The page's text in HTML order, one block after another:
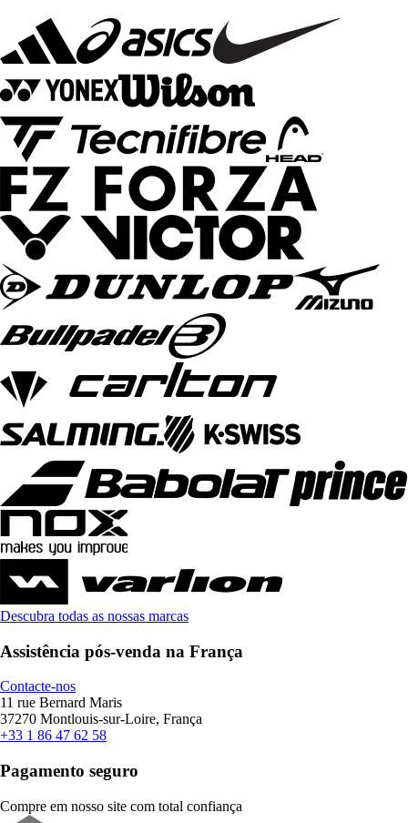
Descubra todas as nossas marcas
Assistência pós-venda na França
Contacte-nos
11 rue Bernard Maris
37270 Montlouis-sur-Loire, França
+33 1 86 47 62 58
Pagamento seguro
Compre em nosso site com total confiança